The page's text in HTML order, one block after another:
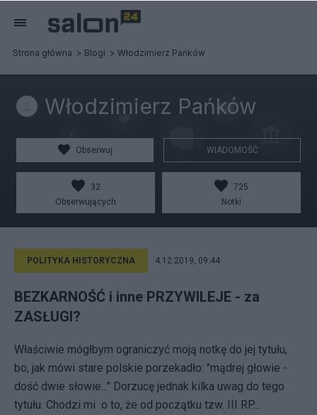
Strona główna Blogi Włodzimierz Pańków
Włodzimierz Pańków
Obserwuj WIADOMOŚĆ
32
Obserwujących
725
Notki
POLITYKA HISTORYCZNA 4.12.2019, 09:44
BEZKARNOŚĆ i inne PRZYWILEJE - za
ZASŁUGI?
Właściwie mógłbym ograniczyć moją notkę do jej tytułu,
bo, jak mówi stare polskie porzekadło: "mądrej głowie -
dość dwie słowie..." Dorzucę jednak kilka uwag do tego
tytułu. Chodzi mi o to, że od początku tzw. III RP...